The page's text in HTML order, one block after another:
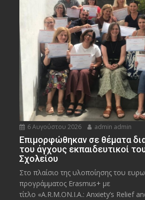
6 Αυγούστου 2026 admin admin
Eπιμορφώθηκαν σε θέματα
του άγχους εκπαιδευτικοί
Σχολείου
Στο πλαίσιο της υλοποίησης του
προγράμματος Erasmus+ με
τίτλο «A.R.M.ON.I.A.: Anxiety’s Relief